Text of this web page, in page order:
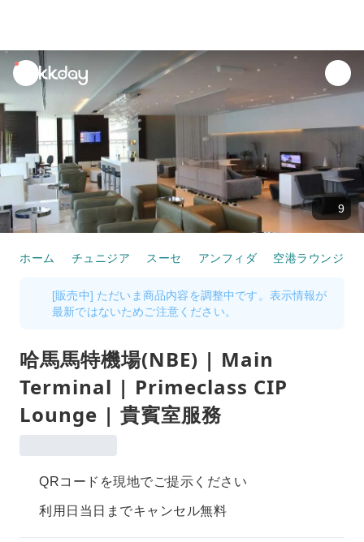
unread
notifications
9
ホーム チュニジア スーセ アンフィダ 空港ラウンジ・
[販売中] ただいま商品内容を調整中です。表示情報が
最新ではないためご注意ください。
哈馬馬特機場(NBE) | Main
Terminal | Primeclass CIP
Lounge | 貴賓室服務
QRコードを現地でご提示ください
利用日当日までキャンセル無料